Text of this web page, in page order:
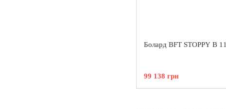
Болард BFT STOPPY B
99 138 грн